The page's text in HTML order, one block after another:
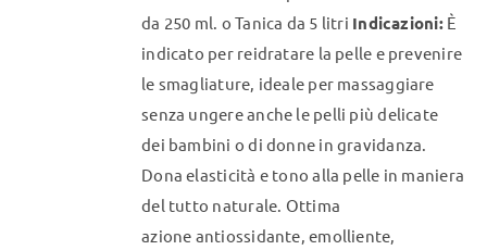
da 250 ml. o Tanica da 5 litri Indicazioni:È
indicato per reidratare la pelle e prevenire
le smagliature, ideale per massaggiare
senza ungere anche le pelli più delicate
dei bambini o di donne in gravidanza.
Dona elasticità e tono alla pelle in maniera
del tutto naturale. Ottima
azione antiossidante, emolliente,